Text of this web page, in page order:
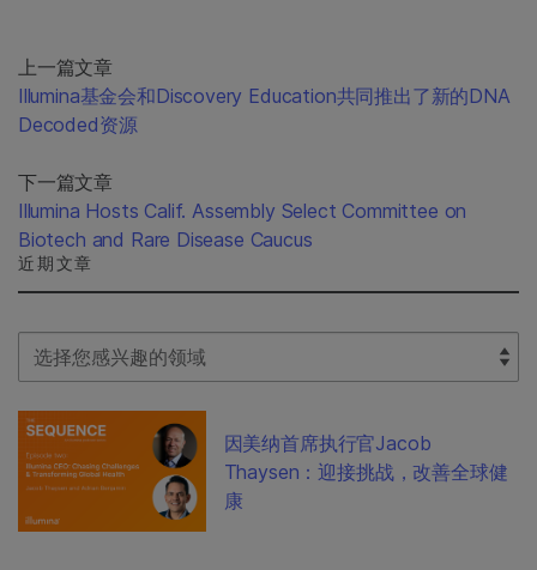
上一篇文章
Illumina基金会和Discovery Education共同推出了新的DNA
Decoded资源
下一篇文章
Illumina Hosts Calif. Assembly Select Committee on
Biotech and Rare Disease Caucus
近期文章
Select Filter
因美纳首席执行官Jacob
Thaysen：迎接挑战，改善全球健
康